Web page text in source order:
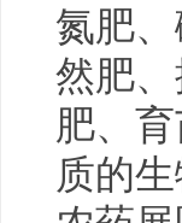
氮肥
然肥
肥、
质的